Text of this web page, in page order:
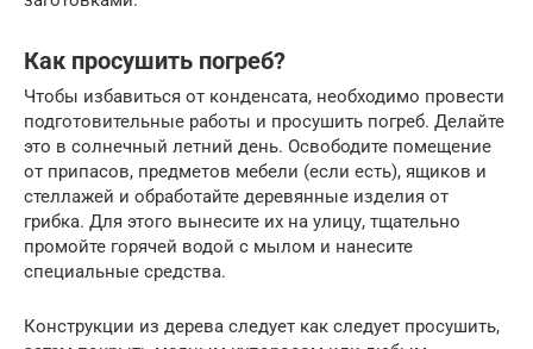
Как просушить погреб?
Чтобы избавиться от конденсата, необходимо провести
подготовительные работы и просушить погреб. Делайте
это в солнечный летний день. Освободите помещение
от припасов, предметов мебели (если есть), ящиков и
стеллажей и обработайте деревянные изделия от
грибка. Для этого вынесите их на улицу, тщательно
промойте горячей водой c мылом и нанесите
специальные средства.
Конструкции из дерева следует как следует просушить,